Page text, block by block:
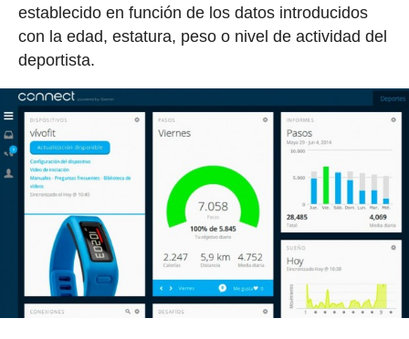
establecido en función de los datos introducidos
con la edad, estatura, peso o nivel de actividad del
deportista.